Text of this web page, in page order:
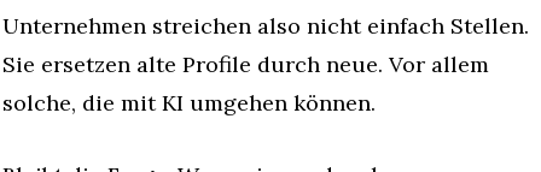
Unternehmen streichen also nicht einfach Stellen.
Sie ersetzen alte Profile durch neue. Vor allem
solche, die mit KI umgehen können.